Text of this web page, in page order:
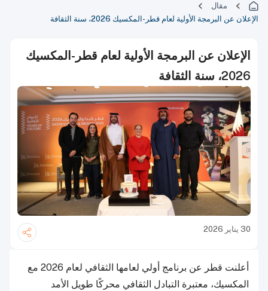
مقال
الإعلان عن البرمجة الأولية لعام قطر-المكسيك 2026، سنة الثقافة
الإعلان عن البرمجة الأولية لعام قطر-المكسيك
2026، سنة الثقافة
30 يناير 2026
أعلنت قطر عن برنامج أولي لعامها الثقافي لعام 2026 مع
المكسيك، معتبرة التبادل الثقافي محركًا طويل الأمد